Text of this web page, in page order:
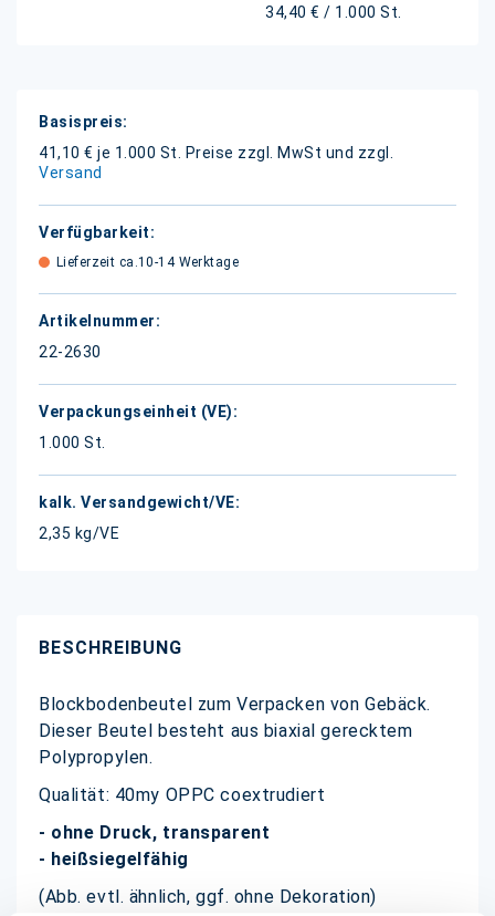
34,40 € / 1.000 St.
Weitere
Informationen
41,10 € je 1.000 St.
Preise zzgl. MwSt und zzgl.
Versand
Lieferzeit ca.10-14 Werktage
22-2630
1.000 St.
2,35 kg/VE
BESCHREIBUNG
Blockbodenbeutel zum Verpacken von Gebäck.
Dieser Beutel besteht aus biaxial gerecktem
Polypropylen.
Qualität: 40my OPPC coextrudiert
- ohne Druck, transparent
- heißsiegelfähig
(Abb. evtl. ähnlich, ggf. ohne Dekoration)